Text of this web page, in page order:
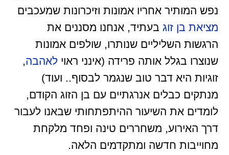
נפש המותיר אחריו אמונות וזיכרונות שמעכבים
מציאת בן זוג בעתיד, אנחנו מסננים את
הרגשות השליליים שנותרו, שולפים אמונות
שנוצרו בגלל אותה פרידה (אינני ראוי לאהבה,
זוגיות היא דבר טוב שנגמר לבסוף.. ועוד)
מנתקים כבלים אנרגתיים עם בן הזוג הקודם,
לומדים את השיעור ההיתפתחותי שבאנו לעבור
דרך האירוע, משחררים טינה ופחד מלקחת
מחוייבות חדשה ומתקדמים הלאה.